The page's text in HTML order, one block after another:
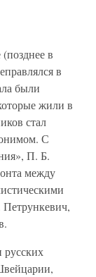
в
в
были
жили в
стал
С
П. Б.
между